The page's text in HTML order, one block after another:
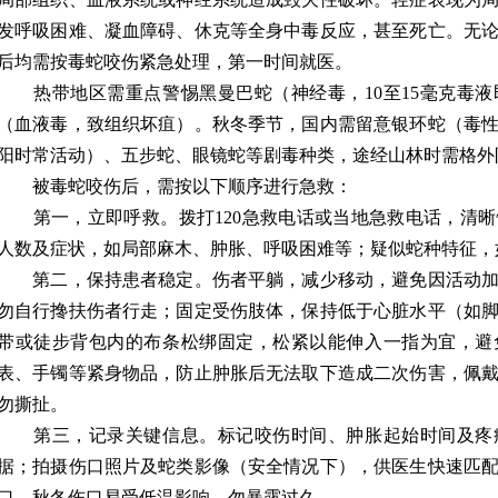
呼吸困难、凝血障碍、休克等全身中毒反应，甚至死亡。无
均需按毒蛇咬伤紧急处理，第一时间就医。
带地区需重点警惕黑曼巴蛇（神经毒，10至15毫克毒液
血液毒，致组织坏疽）。秋冬季节，国内需留意银环蛇（毒
时常活动）、五步蛇、眼镜蛇等剧毒种类，途经山林时需格
毒蛇咬伤后，需按以下顺序进行急救：
一，立即呼救。拨打120急救电话或当地急救电话，清晰
数及症状，如局部麻木、肿胀、呼吸困难等；疑似蛇种特征
二，保持患者稳定。伤者平躺，减少移动，避免因活动加
自行搀扶伤者行走；固定受伤肢体，保持低于心脏水平（如
或徒步背包内的布条松绑固定，松紧以能伸入一指为宜，
、手镯等紧身物品，防止肿胀后无法取下造成二次伤害，佩
撕扯。
三，记录关键信息。标记咬伤时间、肿胀起始时间及疼
；拍摄伤口照片及蛇类影像（安全情况下），供医生快速匹